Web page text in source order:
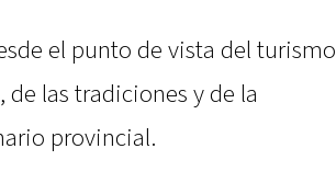
el punto de vista del turismo
las tradiciones y de la
provincial.